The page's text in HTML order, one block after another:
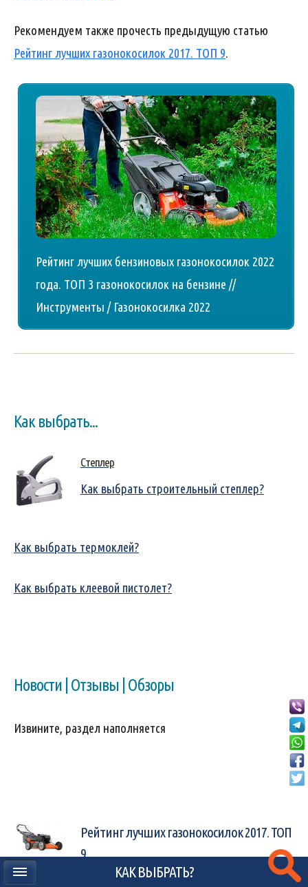
Рекомендуем также прочесть предыдущую статью
Рейтинг лучших газонокосилок 2017. ТОП 9.
Рейтинг лучших бензиновых газонокосилок 2022
года. ТОП 3 газонокосилок на бензине //
Инструменты / Газонокосилка 2022
Как выбрать...
Степлер
Как выбрать строительный степлер?
Как выбрать термоклей?
Как выбрать клеевой пистолет?
Новости | Отзывы | Обзоры
Извините, раздел наполняется
Рейтинг лучших газонокосилок 2017. ТОП
9
КАК ВЫБРАТЬ?